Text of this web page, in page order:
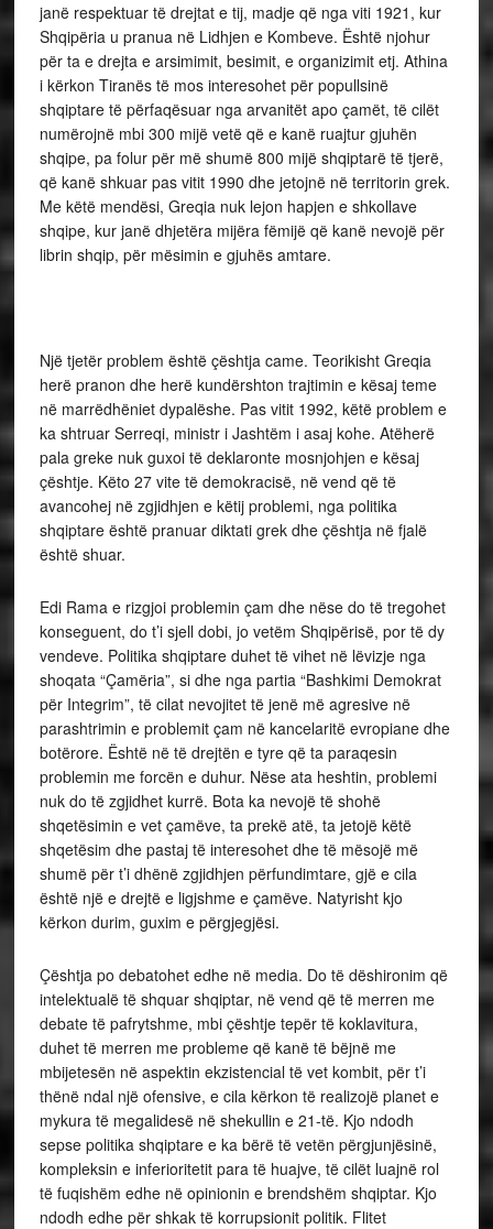
janë respektuar të drejtat e tij, madje që nga viti 1921, kur
Shqipëria u pranua në Lidhjen e Kombeve. Është njohur
për ta e drejta e arsimimit, besimit, e organizimit etj. Athina
i kërkon Tiranës të mos interesohet për popullsinë
shqiptare të përfaqësuar nga arvanitët apo çamët, të cilët
numërojnë mbi 300 mijë vetë që e kanë ruajtur gjuhën
shqipe, pa folur për më shumë 800 mijë shqiptarë të tjerë,
që kanë shkuar pas vitit 1990 dhe jetojnë në territorin grek.
Me këtë mendësi, Greqia nuk lejon hapjen e shkollave
shqipe, kur janë dhjetëra mijëra fëmijë që kanë nevojë për
librin shqip, për mësimin e gjuhës amtare.
Një tjetër problem është çështja came. Teorikisht Greqia
herë pranon dhe herë kundërshton trajtimin e kësaj teme
në marrëdhëniet dypalëshe. Pas vitit 1992, këtë problem e
ka shtruar Serreqi, ministr i Jashtëm i asaj kohe. Atëherë
pala greke nuk guxoi të deklaronte mosnjohjen e kësaj
çështje. Këto 27 vite të demokracisë, në vend që të
avancohej në zgjidhjen e këtij problemi, nga politika
shqiptare është pranuar diktati grek dhe çështja në fjalë
është shuar.
Edi Rama e rizgjoi problemin çam dhe nëse do të tregohet
konseguent, do t’i sjell dobi, jo vetëm Shqipërisë, por të dy
vendeve. Politika shqiptare duhet të vihet në lëvizje nga
shoqata “Çamëria”, si dhe nga partia “Bashkimi Demokrat
për Integrim”, të cilat nevojitet të jenë më agresive në
parashtrimin e problemit çam në kancelaritë evropiane dhe
botërore. Është në të drejtën e tyre që ta paraqesin
problemin me forcën e duhur. Nëse ata heshtin, problemi
nuk do të zgjidhet kurrë. Bota ka nevojë të shohë
shqetësimin e vet çamëve, ta prekë atë, ta jetojë këtë
shqetësim dhe pastaj të interesohet dhe të mësojë më
shumë për t’i dhënë zgjidhjen përfundimtare, gjë e cila
është një e drejtë e ligjshme e çamëve. Natyrisht kjo
kërkon durim, guxim e përgjegjësi.
Çështja po debatohet edhe në media. Do të dëshironim që
intelektualë të shquar shqiptar, në vend që të merren me
debate të pafrytshme, mbi çështje tepër të koklavitura,
duhet të merren me probleme që kanë të bëjnë me
mbijetesën në aspektin ekzistencial të vet kombit, për t’i
thënë ndal një ofensive, e cila kërkon të realizojë planet e
mykura të megalidesë në shekullin e 21-të. Kjo ndodh
sepse politika shqiptare e ka bërë të vetën përgjunjësinë,
kompleksin e inferioritetit para të huajve, të cilët luajnë rol
të fuqishëm edhe në opinionin e brendshëm shqiptar. Kjo
ndodh edhe për shkak të korrupsionit politik. Flitet